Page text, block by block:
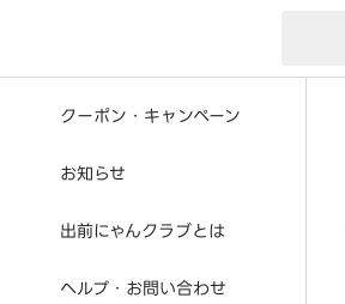
クーポン・キャンペーン
お知らせ
出前にゃんクラブとは
ヘルプ・お問い合わせ